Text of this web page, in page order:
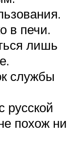
в печи.
лишь
службы
русской
похож ни